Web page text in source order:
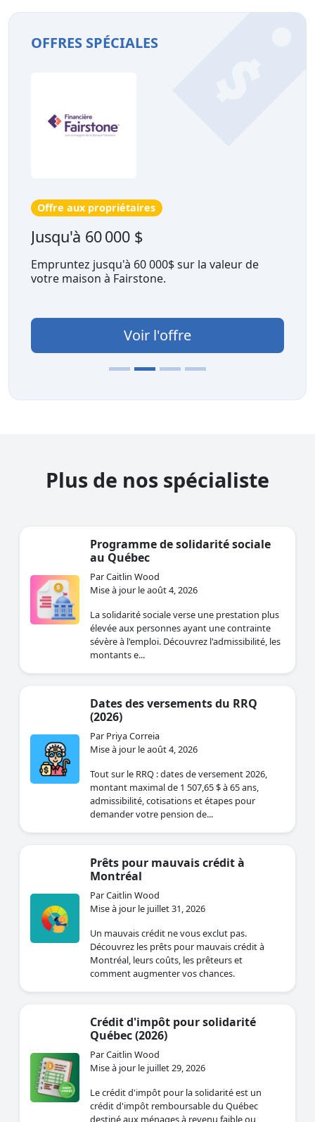
OFFRES SPÉCIALES
Offre aux propriétaires
Jusqu'à 60 000 $
Empruntez jusqu'à 60 000$ sur la valeur de
votre maison à Fairstone.
Voir l'offre
Plus de nos spécialiste
Programme de solidarité sociale
au Québec
Par Caitlin Wood
Mise à jour le août 4, 2026
La solidarité sociale verse une prestation plus
élevée aux personnes ayant une contrainte
sévère à l'emploi. Découvrez l'admissibilité, les
montants e...
Dates des versements du RRQ
(2026)
Par Priya Correia
Mise à jour le août 4, 2026
Tout sur le RRQ : dates de versement 2026,
montant maximal de 1 507,65 $ à 65 ans,
admissibilité, cotisations et étapes pour
demander votre pension de...
Prêts pour mauvais crédit à
Montréal
Par Caitlin Wood
Mise à jour le juillet 31, 2026
Un mauvais crédit ne vous exclut pas.
Découvrez les prêts pour mauvais crédit à
Montréal, leurs coûts, les prêteurs et
comment augmenter vos chances.
Crédit d'impôt pour solidarité
Québec (2026)
Par Caitlin Wood
Mise à jour le juillet 29, 2026
Le crédit d'impôt pour la solidarité est un
crédit d'impôt remboursable du Québec
destiné aux ménages à revenu faible ou